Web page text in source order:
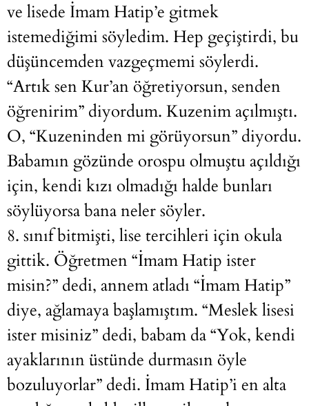
ve lisede İmam Hatip’e gitmek
istemediğimi söyledim. Hep geçiştirdi, bu
düşüncemden vazgeçmemi söylerdi.
“Artık sen Kur’an öğretiyorsun, senden
öğrenirim” diyordum. Kuzenim açılmıştı.
O, “Kuzeninden mi görüyorsun” diyordu.
Babamın gözünde orospu olmuştu açıldığı
için, kendi kızı olmadığı halde bunları
söylüyorsa bana neler söyler.
8. sınıf bitmişti, lise tercihleri için okula
gittik. Öğretmen “İmam Hatip ister
misin?” dedi, annem atladı “İmam Hatip”
diye, ağlamaya başlamıştım. “Meslek lisesi
ister misiniz” dedi, babam da “Yok, kendi
ayaklarının üstünde durmasın öyle
bozuluyorlar” dedi. İmam Hatip’i en alta